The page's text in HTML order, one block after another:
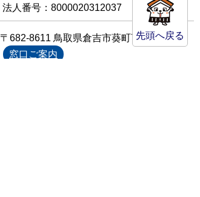
先頭へ戻る
法人番号：8000020312037
〒682-8611 鳥取県倉吉市葵町722
窓口ご案内